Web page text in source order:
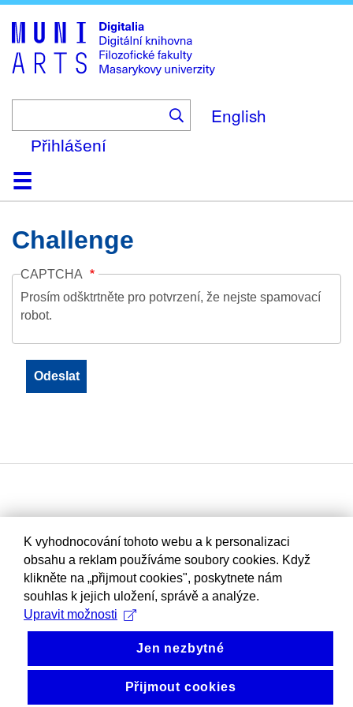
to
main
content
English
Přihlášení
DomůKolekce
Prohlížení
Vyhledávání
O platformě
Nápověda
KontaktDigitalia
Challenge
CAPTCHA
Prosím odšktrtněte pro potvrzení, že nejste spamovací
robot.
K vyhodnocování tohoto webu a k personalizaci
obsahu a reklam používáme soubory cookies. Když
klikněte na „přijmout cookies", poskytnete nám
souhlas k jejich uložení, správě a analýze.
Upravit možnosti
Jen nezbytné
Přijmout cookies